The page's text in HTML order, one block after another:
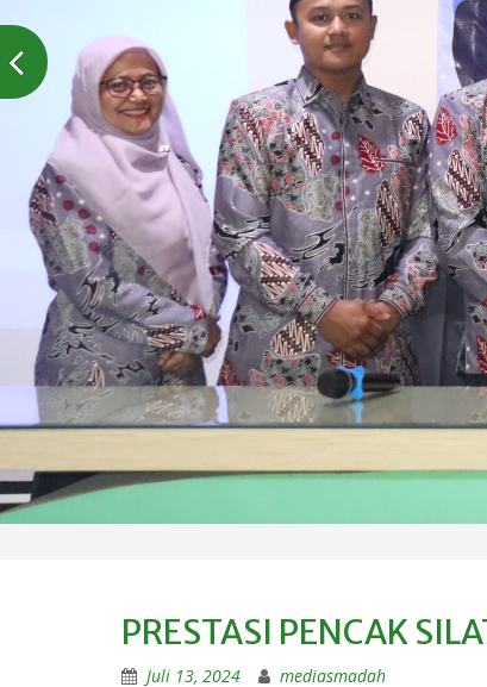
PRESTASI PENCAK
Juli 13, 2024 mediasmadah